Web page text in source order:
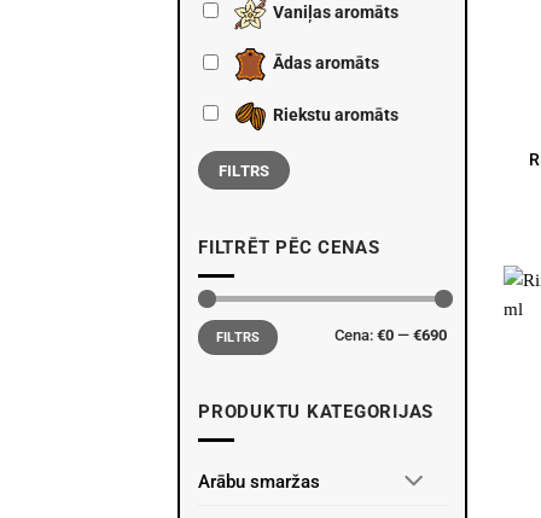
Vaniļas aromāts
Ādas aromāts
Riekstu aromāts
FILTRS
FILTRĒT PĒC CENAS
Min.
cena
Maks.
cenaFILTRS Cena: €0 — €690
PRODUKTU KATEGORIJAS
Arābu smaržas